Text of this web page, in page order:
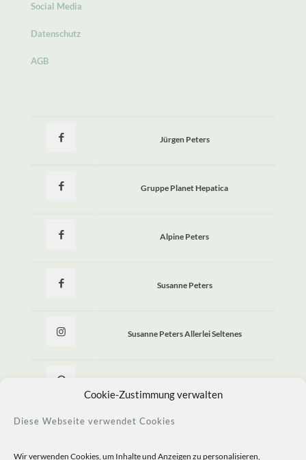
Cookie-Zustimmung verwalten
Diese Webseite verwendet Cookies
Wir verwenden Cookies, um Inhalte und Anzeigen zu personalisieren,
Social Media
Datenschutz
AGB
Jürgen Peters
Gruppe Planet Hepatica
Alpine Peters
Susanne Peters
Susanne Peters Allerlei Seltenes